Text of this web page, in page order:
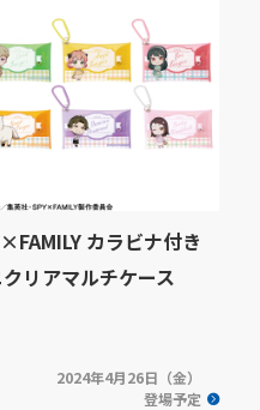
カラビナ付き
リアマルチケース
2024年4月26日（金）
登場予定